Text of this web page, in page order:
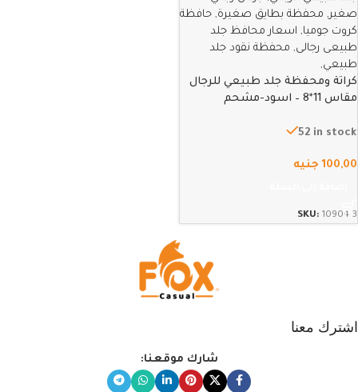
كراتة ومحفظة جلد طبيعي للرجال
مقاس 11*8 – اسود-مشحم
52 in stock
100,00 جنيه
SKU: 10904-3
اشترك معنا
شارك موقعنا: